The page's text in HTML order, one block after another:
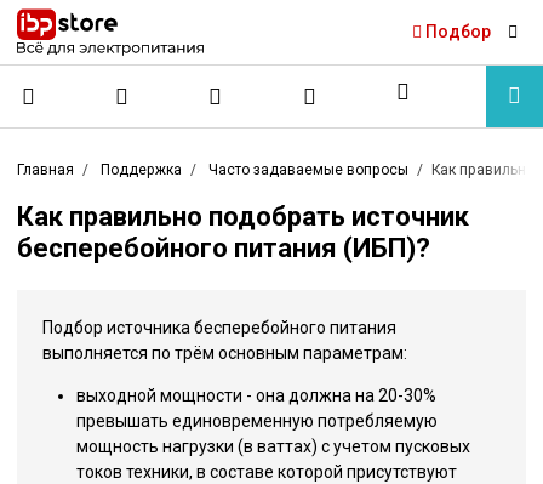
Подбор
Главная Поддержка Часто задаваемые вопросы Как правильно
Как правильно подобрать источник
бесперебойного питания (ИБП)?
Подбор источника бесперебойного питания
выполняется по трём основным параметрам:
выходной мощности - она должна на 20-30%
превышать единовременную потребляемую
мощность нагрузки (в ваттах) с учетом пусковых
токов техники, в составе которой присутствуют